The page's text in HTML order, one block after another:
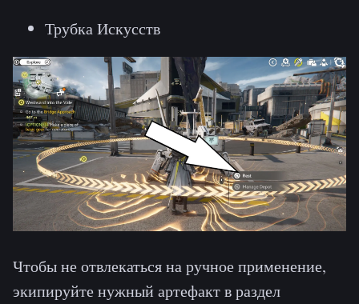
Трубка Искусств
Чтобы не отвлекаться на ручное применение,
экипируйте нужный артефакт в раздел